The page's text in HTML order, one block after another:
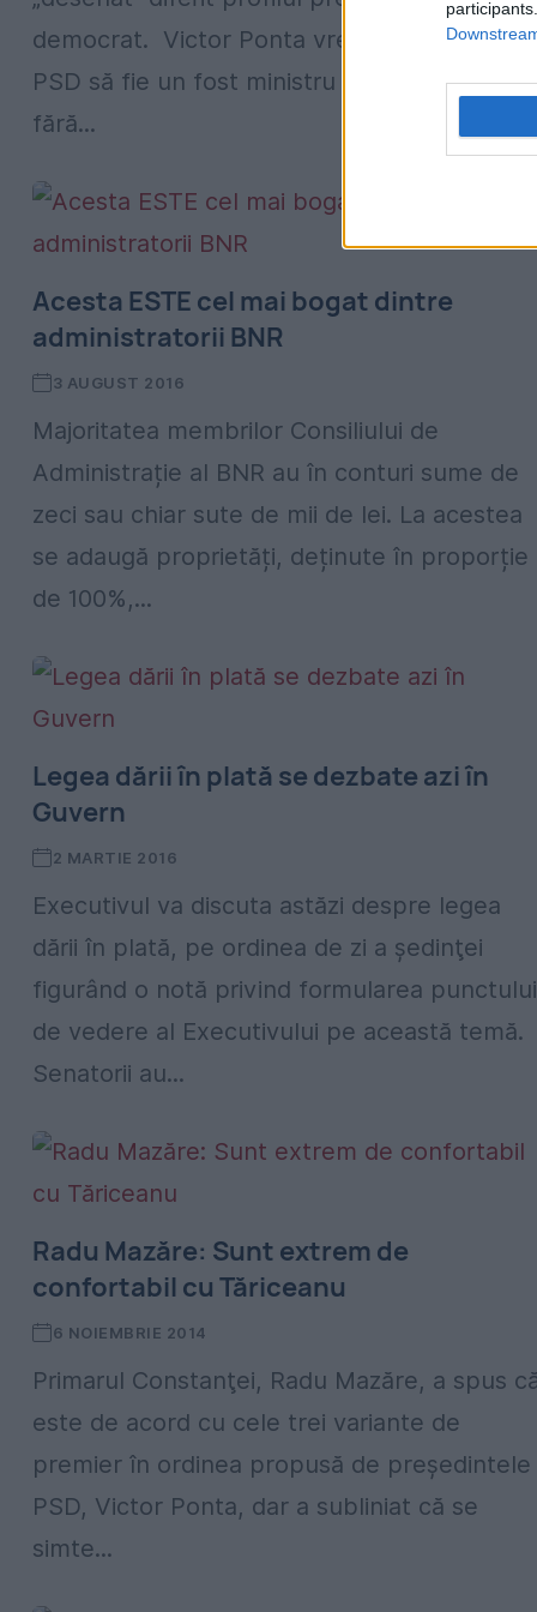
democrat. Victor Ponta vrea ca premierul
PSD să fie un fost ministru din cabinetul
fără...
Acesta ESTE cel mai bogat dintre
administratorii BNR
3 AUGUST 2016
Majoritatea membrilor Consiliului de
Administrație al BNR au în conturi sume de
zeci sau chiar sute de mii de lei. La acestea
se adaugă proprietăți, deținute în proporție
de 100%,...
Legea dării în plată se dezbate azi în
Guvern
2 MARTIE 2016
Executivul va discuta astăzi despre legea
dării în plată, pe ordinea de zi a şedinţei
figurând o notă privind formularea punctului
de vedere al Executivului pe această temă.
Senatorii au...
Radu Mazăre: Sunt extrem de
confortabil cu Tăriceanu
6 NOIEMBRIE 2014
Primarul Constanţei, Radu Mazăre, a spus
este de acord cu cele trei variante de
premier în ordinea propusă de preşedintele
PSD, Victor Ponta, dar a subliniat că se
simte...